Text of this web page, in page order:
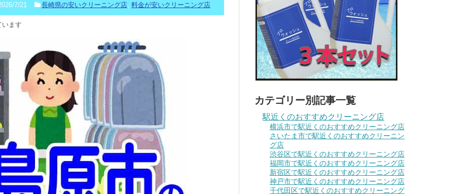
7/21 長崎県の安いクリーニング店,料金が安いクリーニング店
います
カテゴリー別記事一覧
駅近くのおすすめクリーニング店
横浜市で駅近くのおすすめクリーニング店
さいたま市で駅近くのおすすめクリーニン
グ店
渋谷区で駅近くのおすすめクリーニング店
福岡市で駅近くのおすすめクリーニング店
新宿区で駅近くのおすすめクリーニング店
神戸市で駅近くのおすすめクリーニング店
千代田区で駅近くのおすすめクリーニング